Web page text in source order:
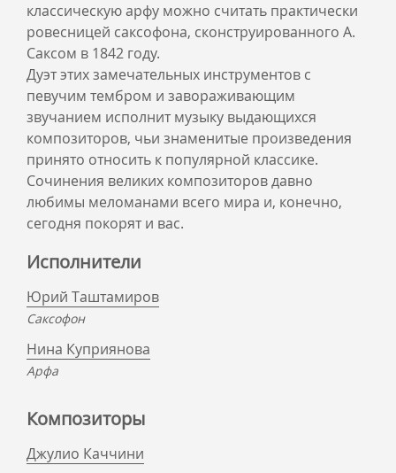
классическую арфу можно считать практически
ровесницей саксофона, сконструированного А.
Саксом в 1842 году.
Дуэт этих замечательных инструментов с
певучим тембром и завораживающим
звучанием исполнит музыку выдающихся
композиторов, чьи знаменитые произведения
принято относить к популярной классике.
Сочинения великих композиторов давно
любимы меломанами всего мира и, конечно,
сегодня покорят и вас.
Исполнители
Юрий Таштамиров
Саксофон
Нина Куприянова
Арфа
Композиторы
Джулио Каччини